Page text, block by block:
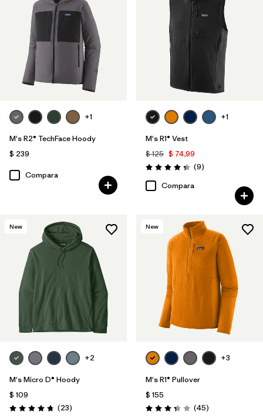
+1
M's R2® TechFace Hoody
$ 239
Compara
+1
M's R1® Vest
$ 125 $ 74,99
Valoración: 4.3 / 5
(9Comentarios
)
Compara
New
+2
M's Micro D® Hoody
$ 109
Valoración: 4.7 / 5
(23Comentarios
)
New
+3
M's R1® Pullover
$ 155
Valoración: 3.4 / 5
(45Comentarios
)